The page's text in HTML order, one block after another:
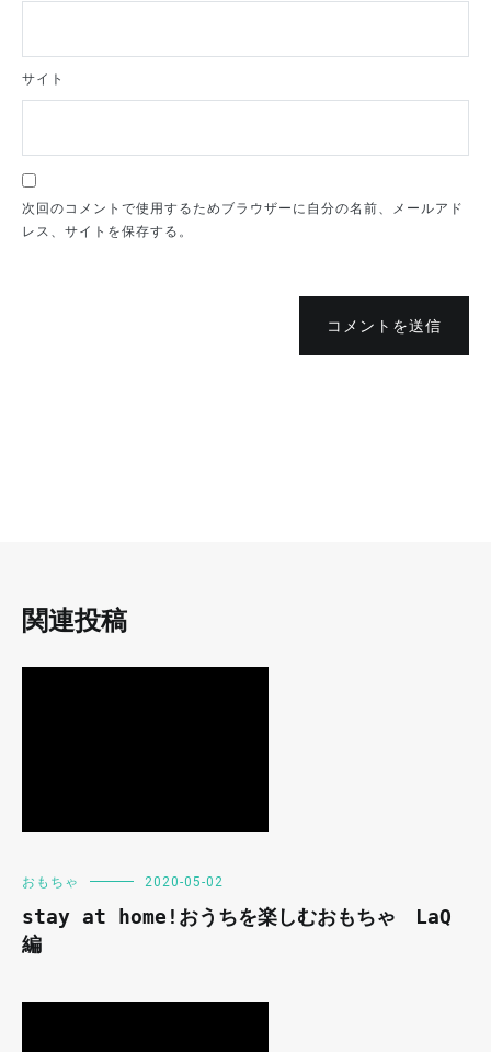
サイト
次回のコメントで使用するためブラウザーに自分の名前、メールアド
レス、サイトを保存する。
コメントを送信
関連投稿
おもちゃ 2020-05-02
stay at home!おうちを楽しむおもちゃ LaQ
編